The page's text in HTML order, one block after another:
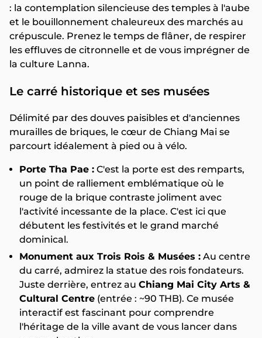
: la contemplation silencieuse des temples à l'aube
et le bouillonnement chaleureux des marchés au
crépuscule. Prenez le temps de flâner, de respirer
les effluves de citronnelle et de vous imprégner de
la culture Lanna.
Le carré historique et ses musées
Délimité par des douves paisibles et d'anciennes
murailles de briques, le cœur de Chiang Mai se
parcourt idéalement à pied ou à vélo.
Porte Tha Pae : C'est la porte est des remparts,
un point de ralliement emblématique où le
rouge de la brique contraste joliment avec
l'activité incessante de la place. C'est ici que
débutent les festivités et le grand marché
dominical.
Monument aux Trois Rois & Musées : Au centre
du carré, admirez la statue des rois fondateurs.
Juste derrière, entrez au Chiang Mai City Arts &
Cultural Centre (entrée : ~90 THB). Ce musée
interactif est fascinant pour comprendre
l'héritage de la ville avant de vous lancer dans